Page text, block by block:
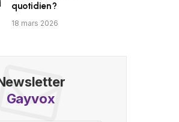
quotidien ?
18 mars 2026
Gayvox